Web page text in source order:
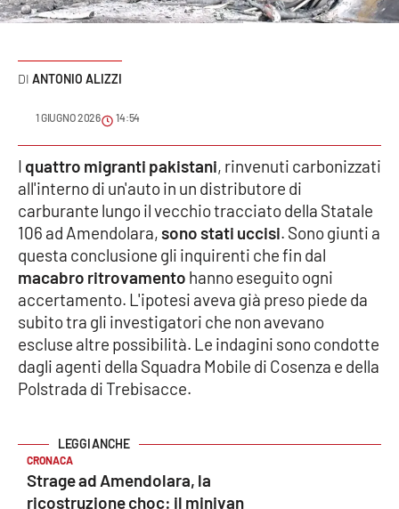
Sport
Cultura
Meteo
Editoriali
VIDEO
Ambiente
Cronaca
Cultura
Economia e Lavoro
Politica
ANTONIO ALIZZI
1 GIUGNO 2026 14:54
I quattro migranti pakistani, rinvenuti carbonizzati
all'interno di un'auto in un distributore di
carburante lungo il vecchio tracciato della Statale
106 ad Amendolara,sono stati uccisi. Sono giunti a
questa conclusione gli inquirenti che fin dal
macabro ritrovamento hanno eseguito ogni
accertamento. L'ipotesi aveva già preso piede da
subito tra gli investigatori che non avevano
escluse altre possibilità. Le indagini sono condotte
dagli agenti della Squadra Mobile di Cosenza e della
Polstrada di Trebisacce.
CRONACA
Strage ad Amendolara, la
ricostruzione choc: il minivan